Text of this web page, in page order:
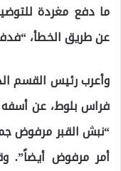
ما دفع مغردة
عن طريق الخطأ،
وأعرب رئيس القسم
فراس بلوط، عن أسفه
“نبش القبر مرفوض
أمر مرفوض أيضاً”.